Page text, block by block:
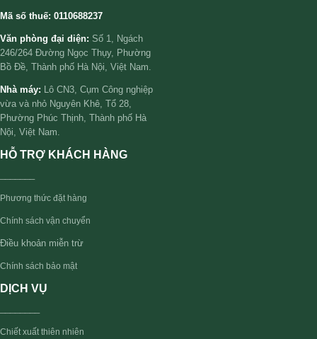
Mã số thuế: 0110688237
Văn phòng đại diện: Số 1, Ngách
246/264 Đường Ngọc Thụy, Phường
Bồ Đề, Thành phố Hà Nội, Việt Nam.
Nhà máy: Lô CN3, Cụm Công nghiệp
vừa và nhỏ Nguyên Khê, Tổ 28,
Phường Phúc Thịnh, Thành phố Hà
Nội, Việt Nam.
HỖ TRỢ KHÁCH HÀNG
Phương thức đặt hàng
Chính sách vận chuyển
Điều khoản miễn trừ
Chính sách bảo mật
DỊCH VỤ
Chiết xuất thiên nhiên